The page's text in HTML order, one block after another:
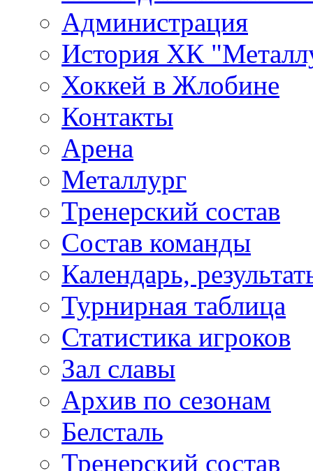
Администрация
История ХК
Хоккей в Жлобине
Контакты
Арена
Металлург
Тренерский состав
Состав команды
Календарь,
Турнирная таблица
Статистика игроков
Зал славы
Архив по сезонам
Белсталь
Тренерский состав